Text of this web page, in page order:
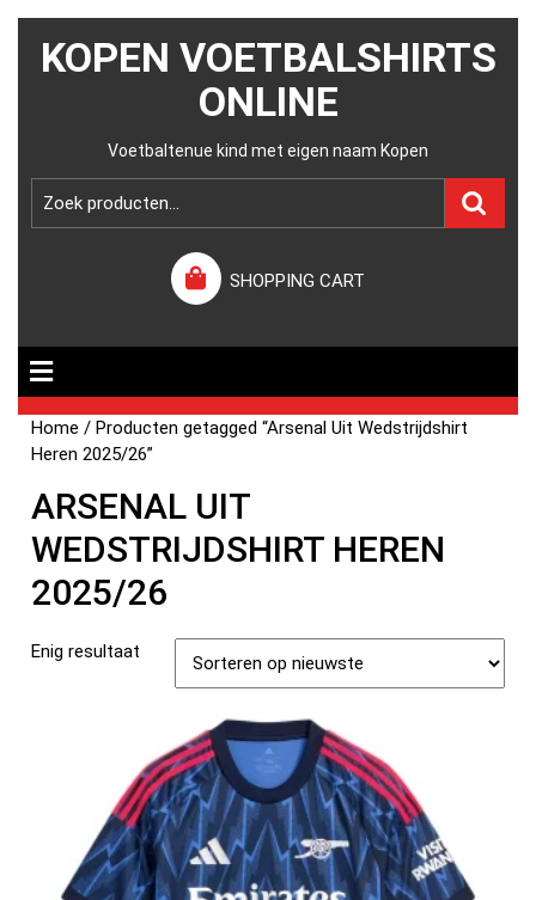
KOPEN VOETBALSHIRTS
ONLINE
Voetbaltenue kind met eigen naam Kopen
SHOPPING CART
Home / Producten getagged “Arsenal Uit Wedstrijdshirt
Heren 2025/26”
ARSENAL UIT
WEDSTRIJDSHIRT HEREN
2025/26
Enig resultaat